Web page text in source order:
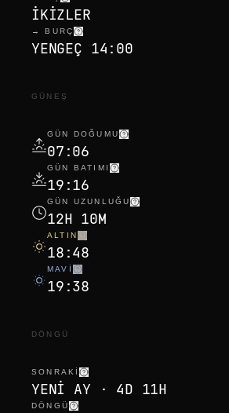
IKIZLER
→ BURÇ
YENGEÇ 14:00
GÜNEŞ
GÜN DOĞUMU
07:06
GÜN BATIMI
19:16
GÜN UZUNLUĞU
12H 10M
ALTIN
18:48
MAVI
19:38
DÖNGÜ
SONRAKI
YENI AY · 4D 11H
DÖNGÜ